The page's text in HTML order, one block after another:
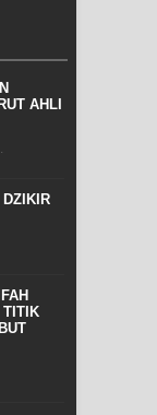
AHLI
DZIKIR
TITIK